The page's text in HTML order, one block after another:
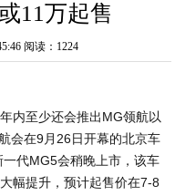
11万起售
阅读：1224
内至少还会推出MG领航以
会在9月26日开幕的北京车
代MG5会稍晚上市，该车
幅提升，预计起售价在7-8